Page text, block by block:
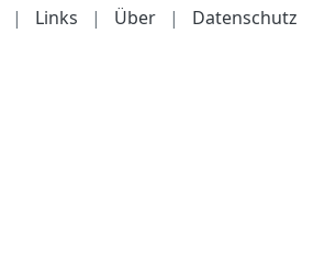
| Links | Über | Datenschutz